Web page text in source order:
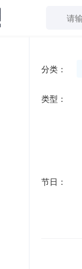
分类：
类型：
节日：